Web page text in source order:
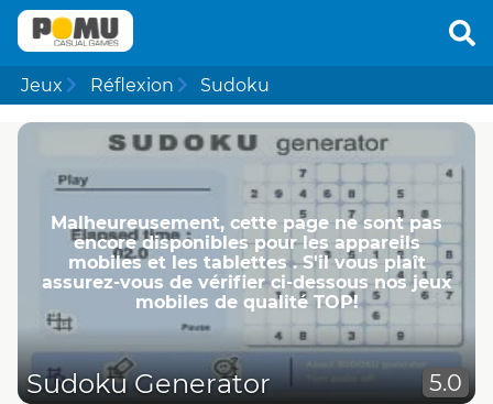
Jeux Réflexion Sudoku
Malheureusement, cette page ne ​​sont pas
encore disponibles pour les appareils
mobiles et les tablettes . S'il vous plaît
assurez-vous de vérifier ci-dessous nos jeux
mobiles de qualité TOP!
Sudoku Generator 5.0